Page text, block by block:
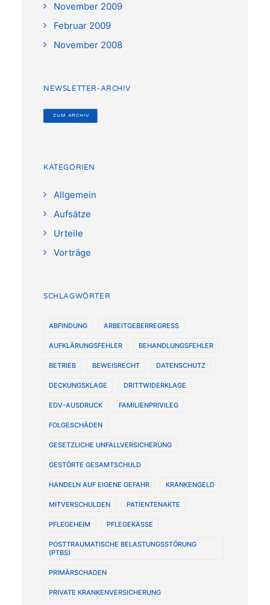
November 2009
Februar 2009
November 2008
NEWSLETTER-ARCHIV
ZUM ARCHIV
KATEGORIEN
Allgemein
Aufsätze
Urteile
Vorträge
SCHLAGWÖRTER
ABFINDUNG ARBEITGEBERREGRESS
AUFKLÄRUNGSFEHLER BEHANDLUNGSFEHLER
BETRIEB BEWEISRECHT DATENSCHUTZ
DECKUNGSKLAGE DRITTWIDERKLAGE
EDV-AUSDRUCK FAMILIENPRIVILEG
FOLGESCHÄDEN
GESETZLICHE UNFALLVERSICHERUNG
GESTÖRTE GESAMTSCHULD
HANDELN AUF EIGENE GEFAHR KRANKENGELD
MITVERSCHULDEN PATIENTENAKTE
PFLEGEHEIM PFLEGEKASSE
POSTTRAUMATISCHE BELASTUNGSSTÖRUNG
(PTBS)
PRIMÄRSCHADEN
PRIVATE KRANKENVERSICHERUNG